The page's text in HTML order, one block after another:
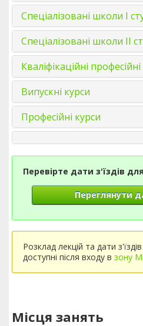
Спеціалізовані школи І
Спеціалізовані школи ІІ
Кваліфікаційні
Випускні курси
Професійні курси
Перевірте дати з'їздів
Переглянути
Розклад лекцій та дати
доступні після входу в зону
Місця занять